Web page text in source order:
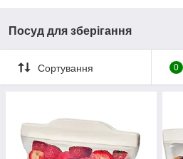
Посуд для зберігання
Сортування 0